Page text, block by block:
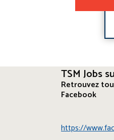
TSM Jobs
Retrouvez
Facebook
https://